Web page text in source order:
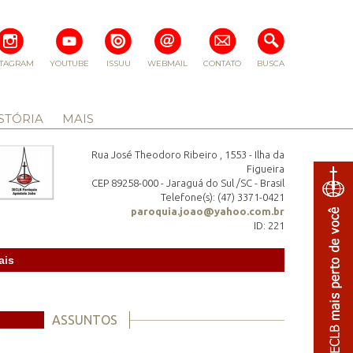
BUSCA
CONTATO
WEBMAIL
ISSUU
YOUTUBE
MAIS
Rua José Theodoro Ribeiro , 1553 - Ilha da
Figueira
CEP 89258-000 - Jaraguá do Sul /SC - Brasil
Telefone(s): (47) 3371-0421
paroquia.joao@yahoo.com.br
ID: 221
ASSUNTOS